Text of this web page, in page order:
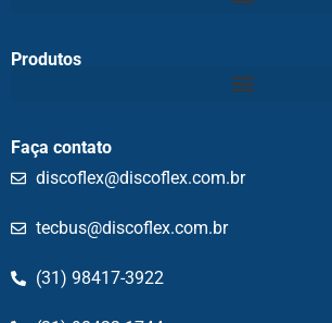
Produtos
Faça contato
discoflex@discoflex.com.br
tecbus@discoflex.com.br
(31) 98417-3922